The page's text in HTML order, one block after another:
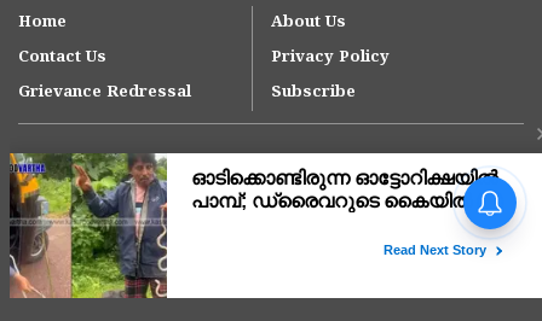
Home
About Us
Contact Us
Privacy Policy
Grievance Redressal
Subscribe
Copyright © 2007-
കാസർകോടിൻ്റെ വികസന
പ്രശ്നങ്ങളിൽ അടിയന്തര
സതീശൻ്റെ ഉറപ്പ്